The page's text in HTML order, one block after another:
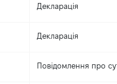
Декларація
Декларація
Повідомлення про